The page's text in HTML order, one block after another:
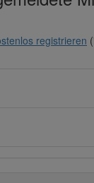
registrieren